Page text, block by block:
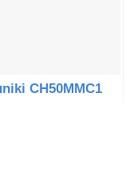
CH50MMC1